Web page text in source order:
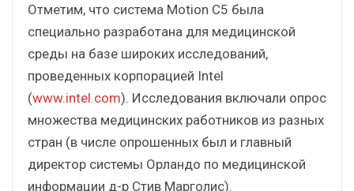
Отметим, что система Motion C5 была
специально разработана для медицинской
среды на базе широких исследований,
проведенных корпорацией Intel
(www.intel.com). Исследования включали опрос
множества медицинских работников из разных
стран (в числе опрошенных был и главный
директор системы Орландо по медицинской
информации д-р Стив Марголис).